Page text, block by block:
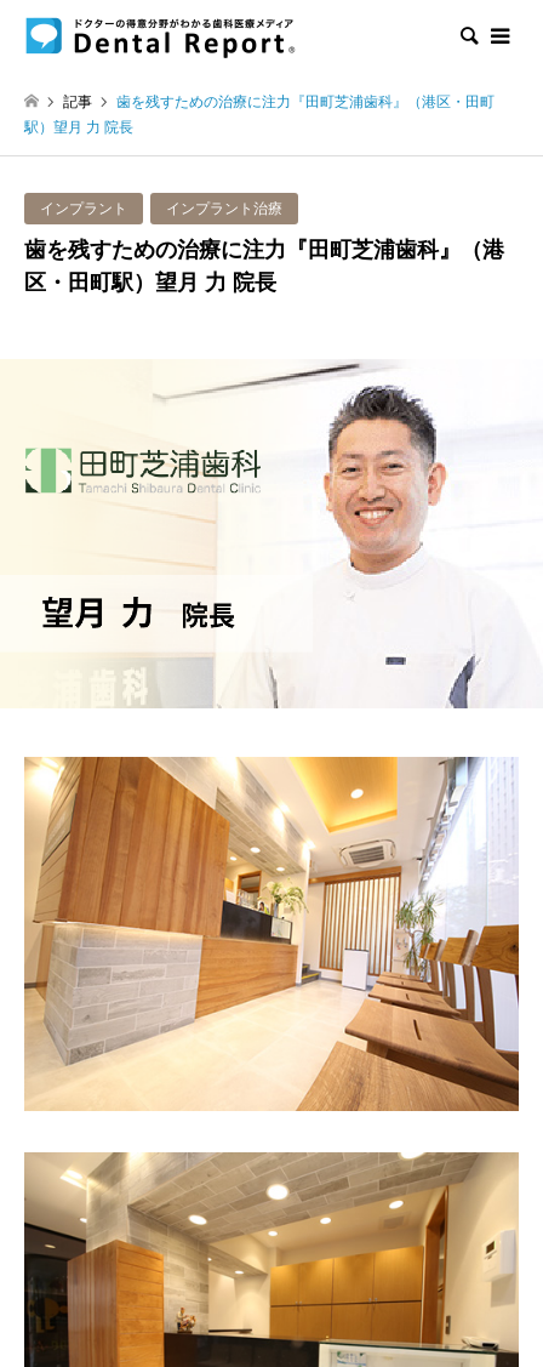
検索
記事
歯を残すための治療に注力『田町芝浦歯科』（港区・田町
駅）望月 力 院長
インプラント インプラント治療
歯を残すための治療に注力『田町芝浦歯科』（港
区・田町駅）望月 力 院長